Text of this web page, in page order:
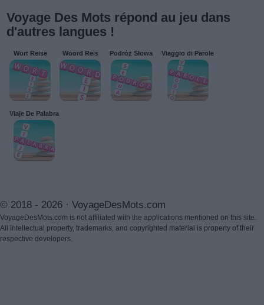
Voyage Des Mots répond au jeu dans
d'autres langues !
Wort Reise Woord Reis Podróż Słowa Viaggio di Parole
Viaje De Palabra
© 2018 - 2026 · VoyageDesMots.com
VoyageDesMots.com is not affiliated with the applications mentioned on this site.
All intellectual property, trademarks, and copyrighted material is property of their
respective developers.